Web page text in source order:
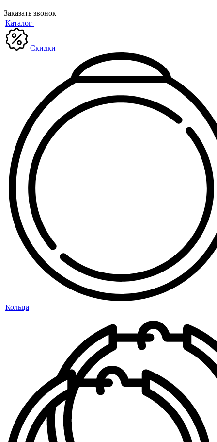
Заказать звонок
Каталог
Скидки
Кольца